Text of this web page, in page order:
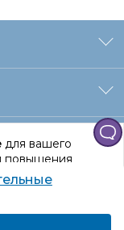
для вашего
повышения
вы даете
данных